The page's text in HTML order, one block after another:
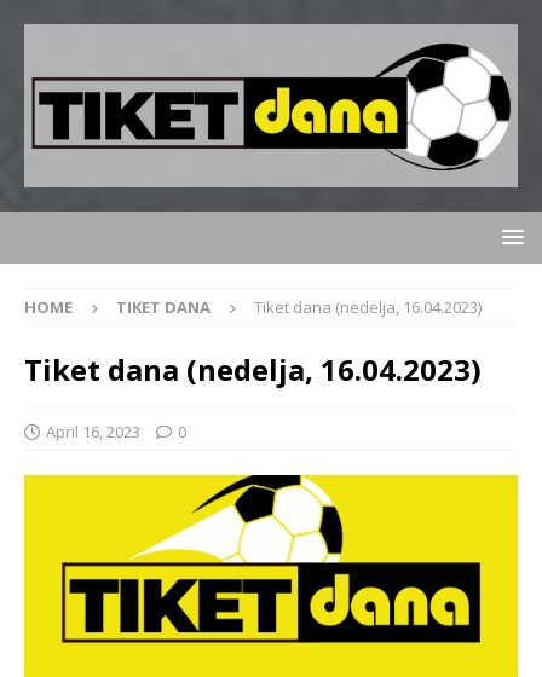
HOME TIKET DANA Tiket dana (nedelja, 16.04.2023)
Tiket dana (nedelja, 16.04.2023)
April 16, 2023 0